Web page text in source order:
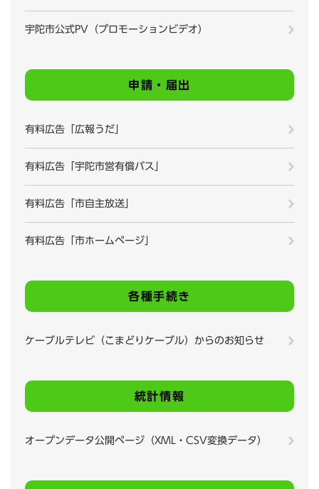
宇陀市公式PV（プロモーションビデオ）
申請・届出
有料広告「広報うだ」
有料広告「宇陀市営有償バス」
有料広告「市自主放送」
有料広告「市ホームページ」
各種手続き
ケーブルテレビ（こまどりケーブル）からのお知らせ
統計情報
オープンデータ公開ページ（XML・CSV変換データ）